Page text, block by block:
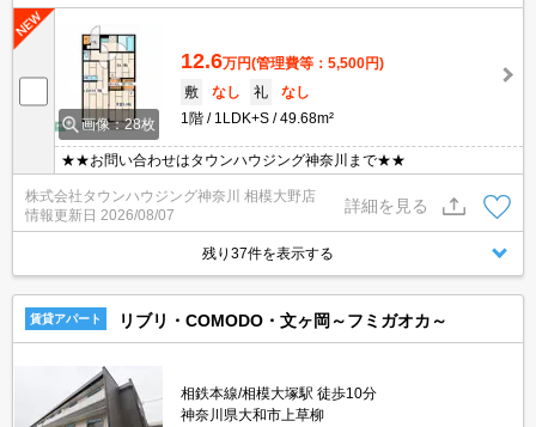
画像：28枚
12.6万円(管理費等：5,500円)
敷
なし 礼
なし
1階
1LDK+S 49.68m²
★★お問い合わせはタウンハウジング神奈川まで★★
株式会社タウンハウジング神奈川 相模大野店
情報更新日 2026/08/07
詳細を見る
残り37件を表示する
賃貸アパート リブリ・COMODO・文ヶ岡～フミガオカ～
相鉄本線/相模大塚駅 徒歩10分
神奈川県大和市上草柳